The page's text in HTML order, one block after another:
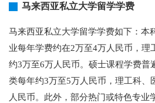
马来西亚私立大学留学学费
马来西亚私立大学留学学费如下：本
业每年学费约在2万至4万人民币，理
约3万至6万人民币。硕士课程学费普
类每年约3万至5万人民币，理工科、
人民币。此外，部分热门或特色专业